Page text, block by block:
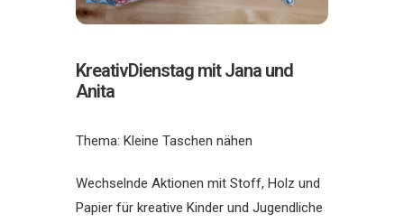
KreativDienstag mit Jana und
Anita
Thema: Kleine Taschen nähen
Wechselnde Aktionen mit Stoff, Holz und
Papier für kreative Kinder und Jugendliche